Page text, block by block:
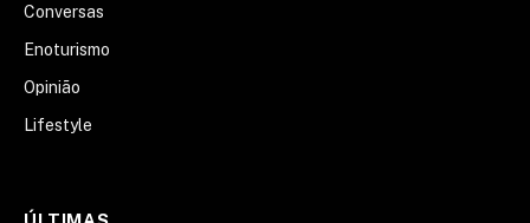
Conversas
Enoturismo
Opinião
Lifestyle